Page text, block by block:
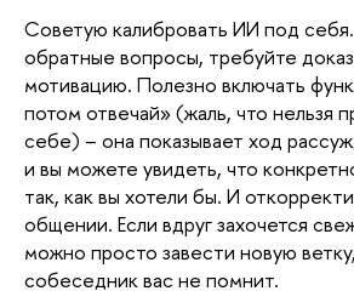
Советую калибровать ИИ под
обратные вопросы, требуйте
мотивацию. Полезно включать
потом отвечай» (жаль, что нельзя
себе) – она показывает ход
и вы можете увидеть, что
так, как вы хотели бы. И
общении. Если вдруг захочется
можно просто завести новую
собеседник вас не помнит.